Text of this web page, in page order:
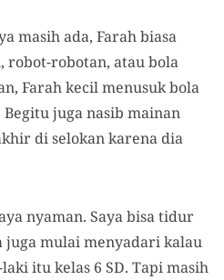
masih ada, Farah biasa
robotan, atau bola
Farah kecil menusuk bola
juga nasib mainan
di selokan karena dia
nyaman. Saya bisa tidur
juga mulai menyadari kalau
itu kelas 6 SD. Tapi masih